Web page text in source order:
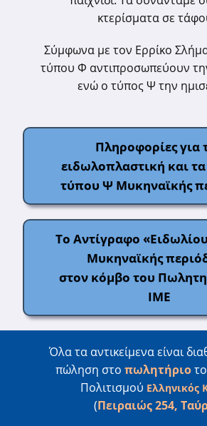
κτερίσματα σε
Σύμφωνα με τον Ερρίκο
τύπου Φ αντιπροσωπεύουν
ενώ ο τύπος Ψ την
Πληροφορίες για
ειδωλοπλαστική και
τύπου Ψ Μυκηναϊκής
Το Αντίγραφο
Μυκηναϊκής
στον κόμβο του
ΙΜΕ
Όλα τα αντικείμενα είναι
πώληση στο πωλητήριο
Πολιτισμού Ελληνικός
(Πειραιώς 254,